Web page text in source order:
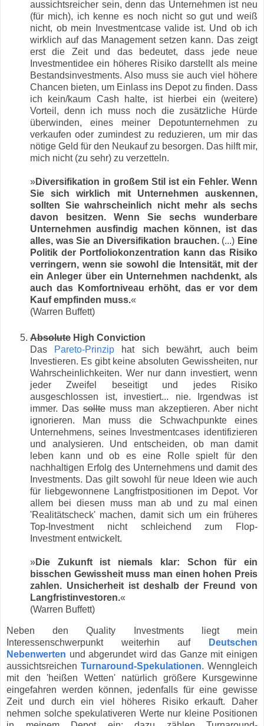
aussichtsreicher sein, denn das Unternehmen ist neu
(für mich), ich kenne es noch nicht so gut und weiß
nicht, ob mein Investmentcase valide ist. Und ob ich
wirklich auf das Management setzen kann. Das zeigt
erst die Zeit und das bedeutet, dass jede neue
Investmentidee ein höheres Risiko darstellt als meine
Bestandsinvestments. Also muss sie auch viel höhere
Chancen bieten, um Einlass ins Depot zu finden. Dass
ich kein/kaum Cash halte, ist hierbei ein (weitere)
Vorteil, denn ich muss noch die zusätzliche Hürde
überwinden, eines meiner Depotunternehmen zu
verkaufen oder zumindest zu reduzieren, um mir das
nötige Geld für den Neukauf zu besorgen. Das hilft mir,
mich nicht (zu sehr) zu verzetteln.
»Diversifikation in großem Stil ist ein Fehler. Wenn
Sie sich wirklich mit Unternehmen auskennen,
sollten Sie wahrscheinlich nicht mehr als sechs
davon besitzen. Wenn Sie sechs wunderbare
Unternehmen ausfindig machen können, ist das
alles, was Sie an Diversifikation brauchen.(...) Eine
Politik der Portfoliokonzentration kann das Risiko
verringern, wenn sie sowohl die Intensität, mit der
ein Anleger über ein Unternehmen nachdenkt, als
auch das Komfortniveau erhöht, das er vor dem
Kauf empfinden muss.«
(Warren Buffett)
Absolute High Conviction
Das
Pareto-Prinzip hat sich bewährt, auch beim
Investieren. Es gibt keine absoluten Gewissheiten, nur
Wahrscheinlichkeiten. Wer nur dann investiert, wenn
jeder Zweifel beseitigt und jedes Risiko
ausgeschlossen ist, investiert... nie. Irgendwas ist
immer. Das sollte muss man akzeptieren. Aber nicht
ignorieren. Man muss die Schwachpunkte eines
Unternehmens, seines Investmentcases identifizieren
und analysieren. Und entscheiden, ob man damit
leben kann und ob es eine Rolle spielt für den
nachhaltigen Erfolg des Unternehmens und damit des
Investments. Das gilt sowohl für neue Ideen wie auch
für liebgewonnene Langfristpositionen im Depot. Vor
allem bei diesen muss man ab und zu mal einen
'Realitätscheck' machen, damit sich um ein früheres
Top-Investment nicht schleichend zum Flop-
Investment entwickelt.
»Die Zukunft ist niemals klar: Schon für ein
bisschen Gewissheit muss man einen hohen Preis
zahlen. Unsicherheit ist deshalb der Freund von
Langfristinvestoren.«
(Warren Buffett)
Neben den Quality Investments liegt mein
Interessenschwerpunkt weiterhin auf
Deutschen
Nebenwerten und abgerundet wird das Ganze mit einigen
aussichtsreichen Turnaround-Spekulationen. Wenngleich
mit den 'heißen Wetten' natürlich größere Kursgewinne
eingefahren werden können, jedenfalls für eine gewisse
Zeit und durch ein viel höheres Risiko erkauft. Daher
nehmen solche spekulativeren Werte nur kleine Positionen